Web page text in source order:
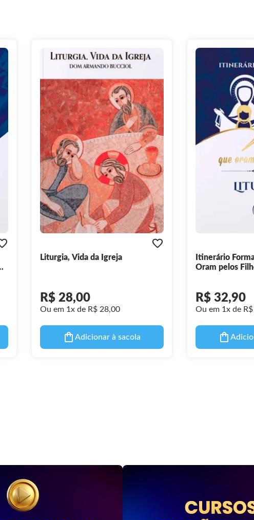
Liturgia, Vida da Igreja
R$ 28,00
Ou em 1x de R$ 28,00
Adicionar à sacola
Itinerário
Oram pelos
R$ 32,90
Ou em 1x de